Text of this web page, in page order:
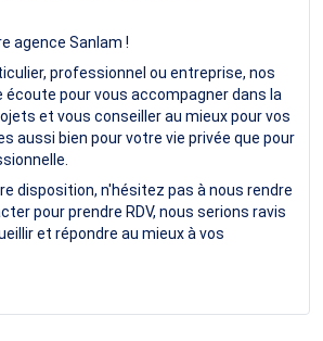
agence Sanlam !
professionnel ou entreprise, nos
pour vous accompagner dans la
et vous conseiller au mieux pour vos
aussi bien pour votre vie privée que pour
disposition, n'hésitez pas à nous rendre
pour prendre RDV, nous serions ravis
et répondre au mieux à vos